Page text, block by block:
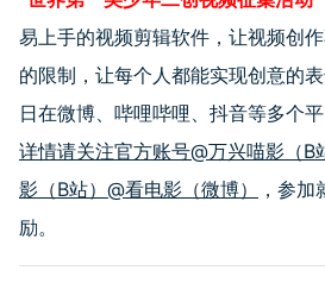
易上手的视频剪辑软件，让视频创
的限制，让每个人都能实现创意的
日在微博、哔哩哔哩、抖音等多个平
详情请关注官方账号@万兴喵影（B
影（B站）@看电影（微博）
，参
励。